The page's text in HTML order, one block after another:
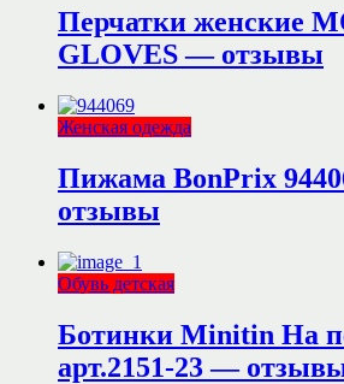
Перчатки женские
GLOVES — отзывы
Женская одежда
Пижама BonPrix
отзывы
Обувь детская
Ботинки Minitin На
арт.2151-23 —